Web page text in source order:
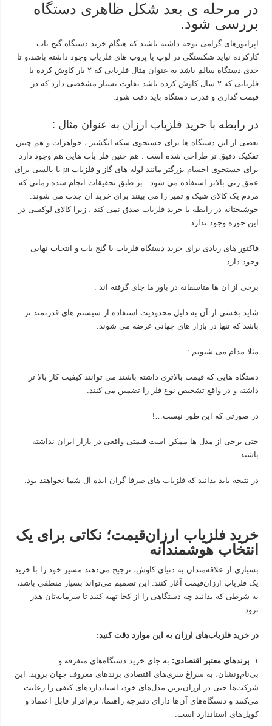
در مرحله ی بعد شکل ظاهری دستگاه
بررسی شود.
اپراتورهای گرامی توجه داشته باشند که هنگام خرید دستگاه گنج یاب
کارکرده نباید شکستگی در لوپ یا پروب هایفلزیاب وجود داشته باشد،و تا
حدی دستگاه سالم باشد به عنوان مثال فلزیابی که ۲ بار کاوش کرده با
فلزیابی که ۲ سال کاوش کرده باشد تفاوت بسیار مشخصی دارد که در
قیمت گذاری و قدرت دستگاه باید دقت شود.
در رابطه با خرید فلزیاب ارزان به عنوان مثال :
بعضی از این دستگاه ها برای جستجوی سکه انگشتر ، جواهرات و هم چنین
تفکیک دقیق تر طراحی شده است . هم چنین فلز یاب هایی هم وجود دارد
برای جستجوی اجسام بزرگتر مانند لوله های گاز و فلزیاب pi یا پالسی برای
عمق زنی بالاتر استفاده می شود . بر طبق تحقیقات انجام شده زمانی که
مردم یک کالای شیک و تمیز را می بینند برای خرید ان جذب می شوند.
خوشبختانه در رابطه با خریدفلزیاب صدق نمی کند ، زیرا کالای لوکسی در
این حوزه وجود ندارد.
فاکتور های زیادی برای خرید دستگاه فلزیاب یا گنج یاب و انتخاب نهایی
وجود دارد .
برخی از آن ها متاسفانه در باور ما جای گرفته اند .
شاید بخشی از آن به دلیل محدودیت استفاده از سیستم های قدرتمند تر
باشد که تنها در بازار های جهانی عرضه می شوند.
مثلا مدام می شنویم :
دستگاه هایی که قیمت بالاتری داشته باشند می توانند کیفیت کار بالا تر
داشته و در واقع تشخیص نوع فلز را تضمین می کنند.
در صورتی که این طور نیست…!
حتی برخی از مدل ها ممکن است قیمتی واقعی در بازار ایران نداشته
باشند.
در نتیجه باید بدانید کهفلزیاب های صرفا گران ایده آل شما نخواهند بود.
خرید فلزیاب ارزان‌قیمت؛ نکاتی برای یک
انتخاب هوشمندانه
بسیاری از علاقه‌مندان به دنیای کاوش، ترجیح می‌دهند مسیر خود را با خرید
یک فلزیاب ارزان‌قیمت آغاز کنند. این تصمیم می‌تواند بسیار منطقی باشد،
به شرطی که بدانید چه دستگاهی را از کجا تهیه کنید تا سرمایه‌تان هدر
نرود.
در خرید فلزیاب‌های ارزان به این موارد دقت کنید:
۱. برندهای معتبر اقتصادی: به جای خرید دستگاه‌های متفرقه و
بی‌نام‌ونشان، به سراغ سری‌های اقتصادی برندهای معروف جهان بروید. این
شرکت‌ها حتی در ارزان‌ترین مدل‌های خود، استانداردهای کیفی را رعایت
می‌کنند و دستگاه‌های آن‌ها دارای دفترچه راهنما، نرم‌افزار قابل اعتماد و
کویل‌های استاندارد است.